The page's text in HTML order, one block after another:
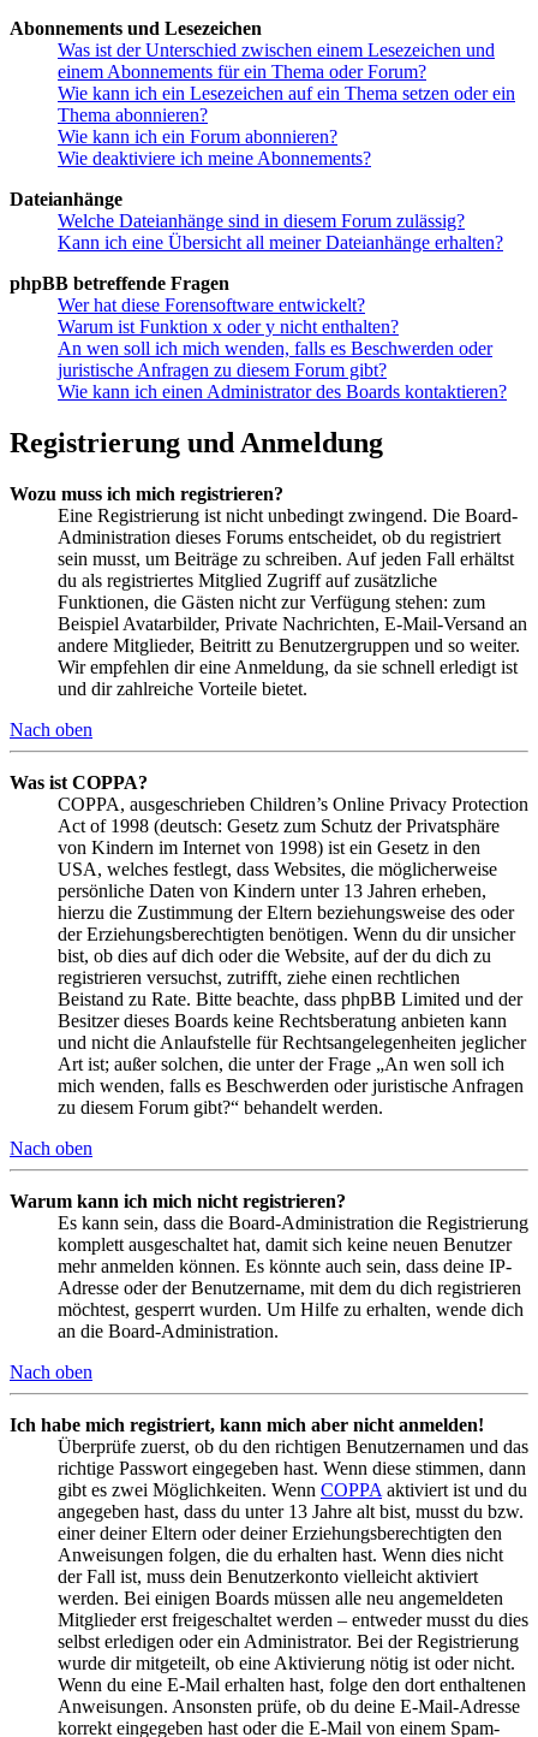
Abonnements und Lesezeichen
Was ist der Unterschied zwischen einem Lesezeichen und
einem Abonnements für ein Thema oder Forum?
Wie kann ich ein Lesezeichen auf ein Thema setzen oder ein
Thema abonnieren?
Wie kann ich ein Forum abonnieren?
Wie deaktiviere ich meine Abonnements?
Dateianhänge
Welche Dateianhänge sind in diesem Forum zulässig?
Kann ich eine Übersicht all meiner Dateianhänge erhalten?
phpBB betreffende Fragen
Wer hat diese Forensoftware entwickelt?
Warum ist Funktion x oder y nicht enthalten?
An wen soll ich mich wenden, falls es Beschwerden oder
juristische Anfragen zu diesem Forum gibt?
Wie kann ich einen Administrator des Boards kontaktieren?
Registrierung und Anmeldung
Wozu muss ich mich registrieren?
Eine Registrierung ist nicht unbedingt zwingend. Die Board-
Administration dieses Forums entscheidet, ob du registriert
sein musst, um Beiträge zu schreiben. Auf jeden Fall erhältst
du als registriertes Mitglied Zugriff auf zusätzliche
Funktionen, die Gästen nicht zur Verfügung stehen: zum
Beispiel Avatarbilder, Private Nachrichten, E-Mail-Versand an
andere Mitglieder, Beitritt zu Benutzergruppen und so weiter.
Wir empfehlen dir eine Anmeldung, da sie schnell erledigt ist
und dir zahlreiche Vorteile bietet.
Nach oben
Was ist COPPA?
COPPA, ausgeschrieben Children’s Online Privacy Protection
Act of 1998 (deutsch: Gesetz zum Schutz der Privatsphäre
von Kindern im Internet von 1998) ist ein Gesetz in den
USA, welches festlegt, dass Websites, die möglicherweise
persönliche Daten von Kindern unter 13 Jahren erheben,
hierzu die Zustimmung der Eltern beziehungsweise des oder
der Erziehungsberechtigten benötigen. Wenn du dir unsicher
bist, ob dies auf dich oder die Website, auf der du dich zu
registrieren versuchst, zutrifft, ziehe einen rechtlichen
Beistand zu Rate. Bitte beachte, dass phpBB Limited und der
Besitzer dieses Boards keine Rechtsberatung anbieten kann
und nicht die Anlaufstelle für Rechtsangelegenheiten jeglicher
Art ist; außer solchen, die unter der Frage „An wen soll ich
mich wenden, falls es Beschwerden oder juristische Anfragen
zu diesem Forum gibt?“ behandelt werden.
Nach oben
Warum kann ich mich nicht registrieren?
Es kann sein, dass die Board-Administration die Registrierung
komplett ausgeschaltet hat, damit sich keine neuen Benutzer
mehr anmelden können. Es könnte auch sein, dass deine IP-
Adresse oder der Benutzername, mit dem du dich registrieren
möchtest, gesperrt wurden. Um Hilfe zu erhalten, wende dich
an die Board-Administration.
Nach oben
Ich habe mich registriert, kann mich aber nicht anmelden!
Überprüfe zuerst, ob du den richtigen Benutzernamen und das
richtige Passwort eingegeben hast. Wenn diese stimmen, dann
gibt es zwei Möglichkeiten. Wenn COPPA aktiviert ist und du
angegeben hast, dass du unter 13 Jahre alt bist, musst du bzw.
einer deiner Eltern oder deiner Erziehungsberechtigten den
Anweisungen folgen, die du erhalten hast. Wenn dies nicht
der Fall ist, muss dein Benutzerkonto vielleicht aktiviert
werden. Bei einigen Boards müssen alle neu angemeldeten
Mitglieder erst freigeschaltet werden – entweder musst du dies
selbst erledigen oder ein Administrator. Bei der Registrierung
wurde dir mitgeteilt, ob eine Aktivierung nötig ist oder nicht.
Wenn du eine E-Mail erhalten hast, folge den dort enthaltenen
Anweisungen. Ansonsten prüfe, ob du deine E-Mail-Adresse
korrekt eingegeben hast oder die E-Mail von einem Spam-